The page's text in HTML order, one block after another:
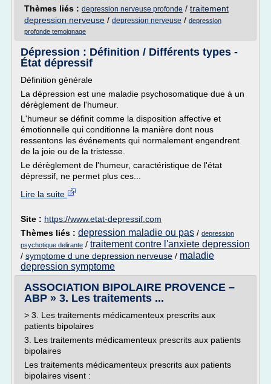
Thèmes liés : depression nerveuse profonde / traitement
depression nerveuse / depression nerveuse / depression
profonde temoignage
Dépression : Définition / Différents types -
État dépressif
Définition générale
La dépression est une maladie psychosomatique due à un
dérèglement de l'humeur.
L'humeur se définit comme la disposition affective et
émotionnelle qui conditionne la manière dont nous
ressentons les événements qui normalement engendrent
de la joie ou de la tristesse.
Le dérèglement de l'humeur, caractéristique de l'état
dépressif, ne permet plus ces...
Lire la suite
Site : https://www.etat-depressif.com
Thèmes liés : depression maladie ou pas / depression
psychotique delirante / traitement contre l'anxiete depression
/ symptome d une depression nerveuse / maladie
depression symptome
ASSOCIATION BIPOLAIRE PROVENCE –
ABP » 3. Les traitements ...
> 3. Les traitements médicamenteux prescrits aux
patients bipolaires
3. Les traitements médicamenteux prescrits aux patients
bipolaires
Les traitements médicamenteux prescrits aux patients
bipolaires visent :